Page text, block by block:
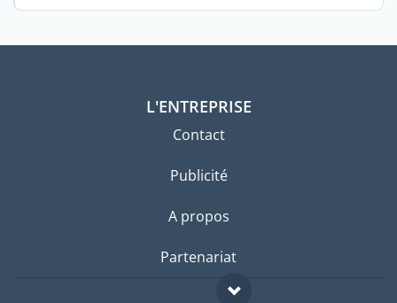
L'ENTREPRISE
Contact
Publicité
A propos
Partenariat